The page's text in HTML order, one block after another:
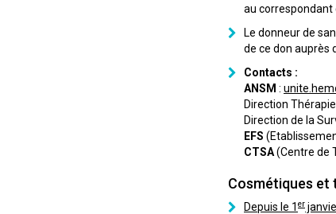
au correspondant
Le donneur de
de ce don auprès
Contacts :
ANSM :
Direction
Direction de la
EFS
CTSA(Centre de
Cosmétiques et
Depuis le 1 er